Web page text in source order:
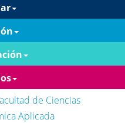
de Ciencias
Aplicada